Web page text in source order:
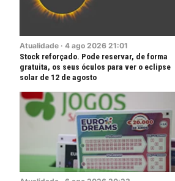
Atualidade · 4 ago 2026 21:01
Stock reforçado. Pode reservar, de forma
gratuita, os seus óculos para ver o eclipse
solar de 12 de agosto